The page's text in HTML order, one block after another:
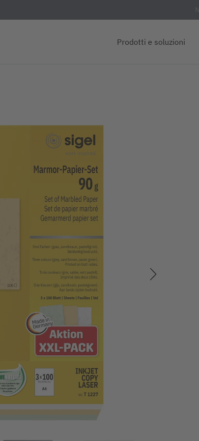
Prodotti e soluzioni